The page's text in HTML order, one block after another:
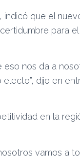
indicó que el
para el
eso nos da a
dijo en
en la
vamos a